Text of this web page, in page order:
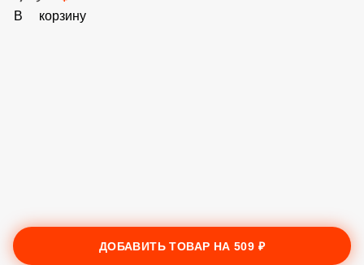
Соевый соус
ДОБАВИТЬ ТОВАР НА509 ₽